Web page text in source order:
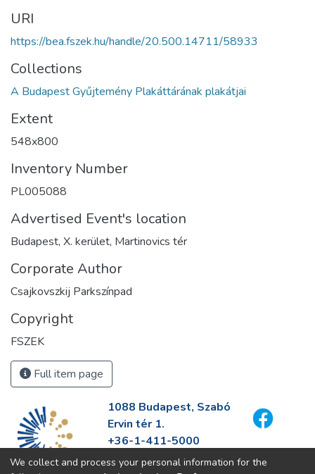
URI
https://bea.fszek.hu/handle/20.500.14711/58933
Collections
A Budapest Gyűjtemény Plakáttárának plakátjai
Extent
548x800
Inventory Number
PL005088
Advertised Event's location
Budapest, X. kerület, Martinovics tér
Corporate Author
Csajkovszkij Parkszínpad
Copyright
FSZEK
Full item page
1088 Budapest, Szabó
Ervin tér 1.
+36-1-411-5000
info@fszek.hu
We collect and process your personal information for the